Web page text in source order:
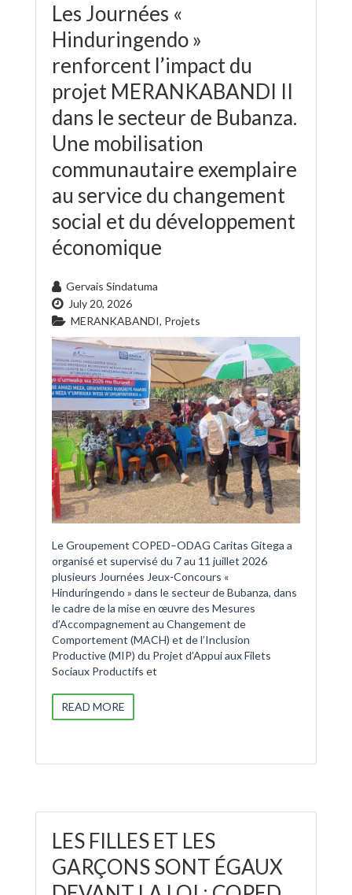
Les Journées «
Hinduringendo »
renforcent l’impact du
projet MERANKABANDI II
dans le secteur de Bubanza.
Une mobilisation
communautaire exemplaire
au service du changement
social et du développement
économique
Gervais Sindatuma
July 20, 2026
MERANKABANDI, Projets
Le Groupement COPED–ODAG Caritas Gitega a
organisé et supervisé du 7 au 11 juillet 2026
plusieurs Journées Jeux-Concours «
Hinduringendo » dans le secteur de Bubanza, dans
le cadre de la mise en œuvre des Mesures
d’Accompagnement au Changement de
Comportement (MACH) et de l’Inclusion
Productive (MIP) du Projet d’Appui aux Filets
Sociaux Productifs et
READ MORE
LES FILLES ET LES
GARÇONS SONT ÉGAUX